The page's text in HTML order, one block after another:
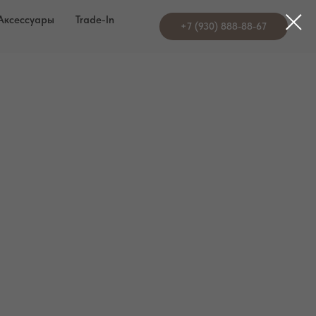
Trade-In
+7 (930) 888-88-67